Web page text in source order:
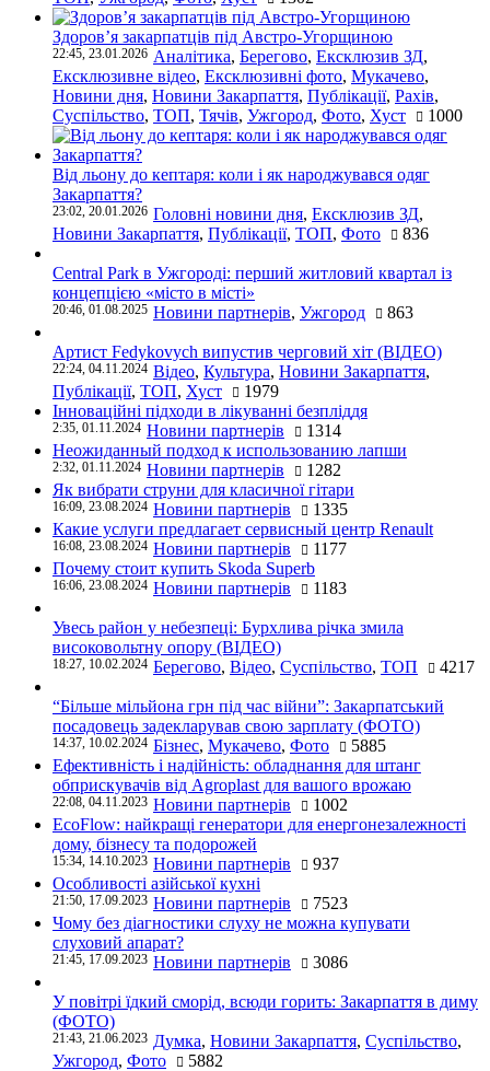
Здоров’я закарпатців під Австро-Угорщиною
22:45, 23.01.2026 Аналітика, Берегово, Ексклюзив ЗД,
Ексклюзивне відео, Ексклюзивні фото, Мукачево,
Новини дня, Новини Закарпаття, Публікації, Рахів,
Суспільство, ТОП, Тячів, Ужгород, Фото, Хуст 1000
Від льону до кептаря: коли і як народжувався одяг
Закарпаття?
23:02, 20.01.2026 Головні новини дня, Ексклюзив ЗД,
Новини Закарпаття, Публікації, ТОП, Фото 836
Central Park в Ужгороді: перший житловий квартал із
концепцією «місто в місті»
20:46, 01.08.2025 Новини партнерів, Ужгород 863
Артист Fedykovych випустив черговий хіт (ВІДЕО)
22:24, 04.11.2024 Відео, Культура, Новини Закарпаття,
Публікації, ТОП, Хуст
1979
Інноваційні підходи в лікуванні безпліддя
2:35, 01.11.2024 Новини партнерів
1314
Неожиданный подход к использованию лапши
2:32, 01.11.2024 Новини партнерів
1282
Як вибрати струни для класичної гітари
16:09, 23.08.2024 Новини партнерів
1335
Какие услуги предлагает сервисный центр Renault
16:08, 23.08.2024 Новини партнерів
1177
Почему стоит купить Skoda Superb
16:06, 23.08.2024 Новини партнерів 1183
Увесь район у небезпеці: Бурхлива річка змила
високовольтну опору (ВІДЕО)
18:27, 10.02.2024 Берегово, Відео, Суспільство, ТОП 4217
“Більше мільйона грн під час війни”: Закарпатський
посадовець задекларував свою зарплату (ФОТО)
14:37, 10.02.2024 Бізнес, Мукачево, Фото
5885
Ефективність і надійність: обладнання для штанг
обприскувачів від Agroplast для вашого врожаю
22:08, 04.11.2023 Новини партнерів
1002
EcoFlow: найкращі генератори для енергонезалежності
дому, бізнесу та подорожей
15:34, 14.10.2023 Новини партнерів
937
Особливості азійської кухні
21:50, 17.09.2023 Новини партнерів
7523
Чому без діагностики слуху не можна купувати
слуховий апарат?
21:45, 17.09.2023 Новини партнерів 3086
У повітрі їдкий сморід, всюди горить: Закарпаття в диму
(ФОТО)
21:43, 21.06.2023 Думка, Новини Закарпаття, Суспільство,
Ужгород, Фото
5882